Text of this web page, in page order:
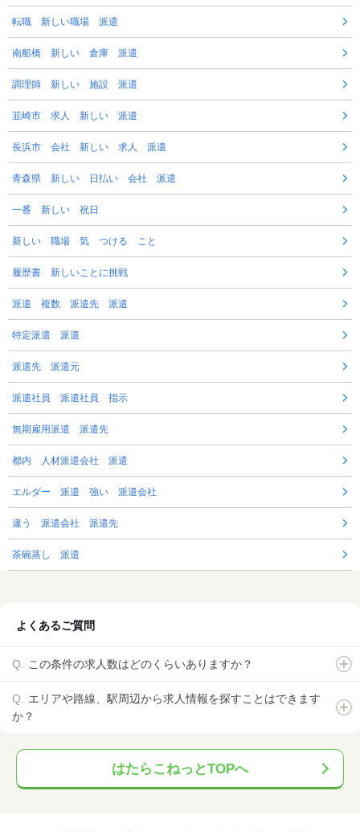
転職 新しい職場 派遣
南船橋 新しい 倉庫 派遣
調理師 新しい 施設 派遣
韮崎市 求人 新しい 派遣
長浜市 会社 新しい 求人 派遣
青森県 新しい 日払い 会社 派遣
一番 新しい 祝日
新しい 職場 気 つける こと
履歴書 新しいことに挑戦
派遣 複数 派遣先 派遣
特定派遣 派遣
派遣先 派遣元
派遣社員 派遣社員 指示
無期雇用派遣 派遣先
都内 人材派遣会社 派遣
エルダー 派遣 強い 派遣会社
違う 派遣会社 派遣先
茶碗蒸し 派遣
よくあるご質問
この条件の求人数はどのくらいありますか？
エリアや路線、駅周辺から求人情報を探すことはできます
か？
はたらこねっとTOPへ